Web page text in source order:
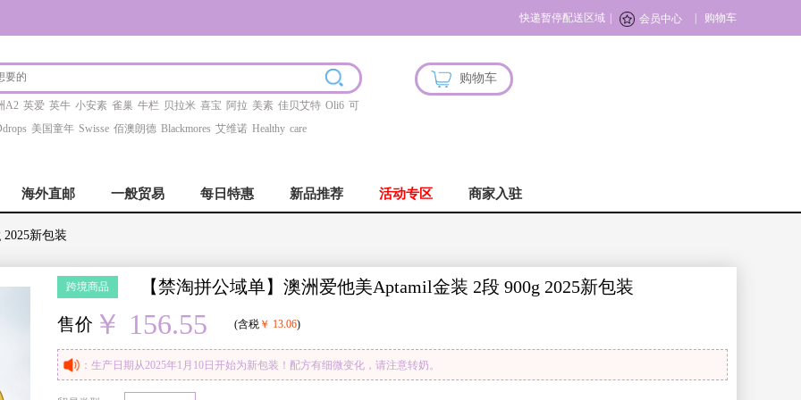
快递暂停配送区域 会员中心 购物车
A2 英爱 英牛 小安素 雀巢 牛栏 贝拉米 喜宝 阿拉 美素 佳贝艾特 Oli6 可
美国童年 Swisse 佰澳朗德 Blackmores 艾维诺 Healthy care
购物车
海外直邮 一般贸易 每日特惠 新品推荐 活动专区 商家入驻
新包装
跨境商品
【禁淘拼公域单】澳洲爱他美Aptamil金装 2段 900g 2025新包装
售价 ￥ 156.55 (含税 ￥ 13.06)
：生产日期从2025年1月10日开始为新包装！配方有细微变化，请注意转奶。